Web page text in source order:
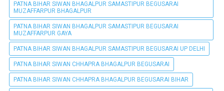
PATNA BIHAR SIWAN BHAGALPUR SAMASTIPUR BEGUSARAI
MUZAFFARPUR BHAGALPUR
PATNA BIHAR SIWAN BHAGALPUR SAMASTIPUR BEGUSARAI
MUZAFFARPUR GAYA
PATNA BIHAR SIWAN BHAGALPUR SAMASTIPUR BEGUSARAI UP DELHI
PATNA BIHAR SIWAN CHHAPRA BHAGALPUR BEGUSARAI
PATNA BIHAR SIWAN CHHAPRA BHAGALPUR BEGUSARAI BIHAR